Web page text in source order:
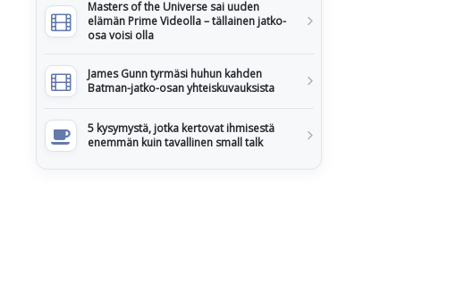
Masters of the Universe sai uuden
elämän Prime Videolla – tällainen jatko-
osa voisi olla
James Gunn tyrmäsi huhun kahden
Batman-jatko-osan yhteiskuvauksista
5 kysymystä, jotka kertovat ihmisestä
enemmän kuin tavallinen small talk